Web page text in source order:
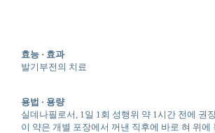
효능 · 효과
발기부전의 치료
용법 · 용량
실데나필로서, 1일 1회 성행위 약 1시간 전에 권
이 약은 개별 포장에서 꺼낸 직후에 바로 혀 위에